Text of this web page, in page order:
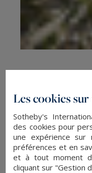
Une
La dimension
implique des
des structures
situations
Les cookies
Sotheby's
des cookies pour
une expérience sur
préférences et en
et à tout moment
cliquant sur "Gestion